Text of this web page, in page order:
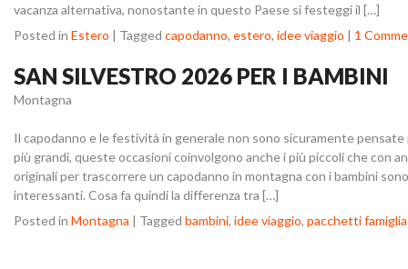
vacanza alternativa, nonostante in questo Paese si festeggi il […]
Posted in Estero | Tagged capodanno, estero, idee viaggio | 1
SAN SILVESTRO 2026 PER I BAMBINI
Montagna
Il capodanno e le festività in generale non sono sicuramente
più grandi, queste occasioni coinvolgono anche i più piccoli che con
originali per trascorrere un capodanno in montagna con i bambini
interessanti. Cosa fa quindi la differenza tra […]
Posted in Montagna | Tagged bambini, idee viaggio, pacchetti famiglia